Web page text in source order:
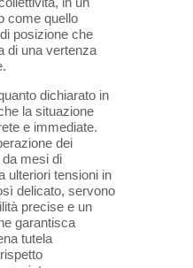
come quello
posizione che
di una vertenza
dichiarato in
la situazione
e immediate.
dei
mesi di
ulteriori tensioni in
delicato, servono
precise e un
garantisca
tutela